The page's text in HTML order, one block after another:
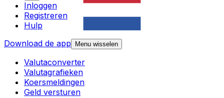
Inloggen
Registreren
Hulp
Download de app
Menu wisselen
Valutaconverter
Valutagrafieken
Koersmeldingen
Geld versturen